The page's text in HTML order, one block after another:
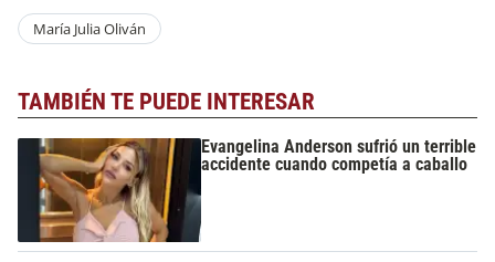
María Julia Oliván
TAMBIÉN TE PUEDE INTERESAR
Evangelina Anderson sufrió un terrible
accidente cuando competía a caballo